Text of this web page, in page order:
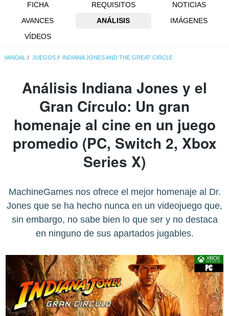
FICHA REQUISITOS
NOTICIAS
AVANCES
ANÁLISIS
IMÁGENES
VÍDEOS
VANDAL JUEGOS INDIANA JONES AND THE GREAT CIRCLE
Análisis Indiana Jones y el
Gran Círculo: Un gran
homenaje al cine en un juego
promedio (PC, Switch 2, Xbox
Series X)
MachineGames nos ofrece el mejor homenaje al Dr.
Jones que se ha hecho nunca en un videojuego que,
sin embargo, no sabe bien lo que ser y no destaca
en ninguno de sus apartados jugables.